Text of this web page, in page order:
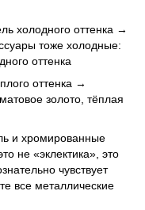
холодного оттенка →
тоже холодные:
оттенка
оттенка →
золото, тёплая
и хромированные
не «эклектика», это
чувствует
все металлические